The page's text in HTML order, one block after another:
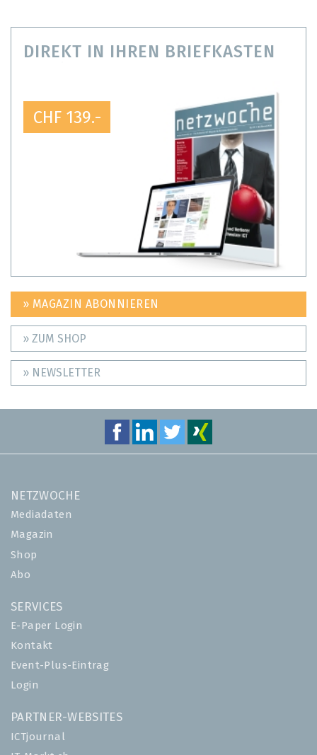
DIREKT IN IHREN BRIEFKASTEN
CHF 139.-
» MAGAZIN ABONNIEREN
» ZUM SHOP
» NEWSLETTER
NETZWOCHE
Mediadaten
Magazin
Shop
Abo
SERVICES
E-Paper Login
Kontakt
Event-Plus-Eintrag
Login
PARTNER-WEBSITES
ICTjournal